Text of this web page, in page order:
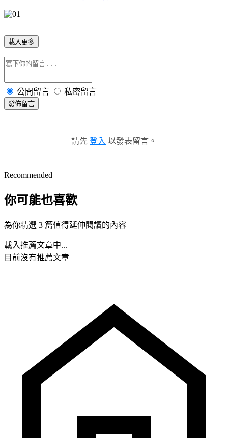
載入更多
公開留言 私密留言
發佈留言
請先 登入 以發表留言。
Recommended
你可能也喜歡
為你精選 3 篇值得延伸閱讀的內容
載入推薦文章中...
目前沒有推薦文章